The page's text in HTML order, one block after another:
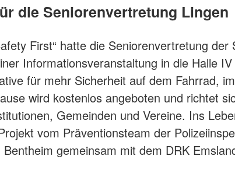
die Seniorenvertretung Lingen
First“ hatte die Seniorenvertretung der
Informationsveranstaltung in die Halle IV
für mehr Sicherheit auf dem Fahrrad,
wird kostenlos angeboten und richtet
Gemeinden und Vereine. Ins
vom Präventionsteam der
gemeinsam mit dem DRK